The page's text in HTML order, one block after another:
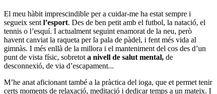
El meu hàbit imprescindible per a cuidar-me ha estat sempre i
segueix sent l’esport. Des de ben petit amb el futbol, la natació, el
tennis o l’esquí. I actualment seguint enamorat de la neu, però
havent canviat la raqueta per la pala de pàdel, i fent més vida al
gimnàs. I més enllà de la millora i el manteniment del cos des d’un
punt de vista físic, sobretot a nivell de salut mental, de
desconnexió, de via d’escapament...
M’he anat aficionant també a la pràctica del ioga, que et permet tenir
certs moments de relaxació, meditació i dedicar temps a un mateix. I